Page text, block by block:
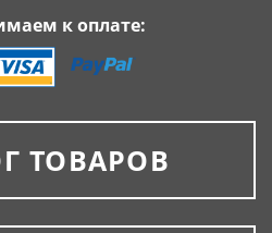
к оплате:
ТОВАРОВ